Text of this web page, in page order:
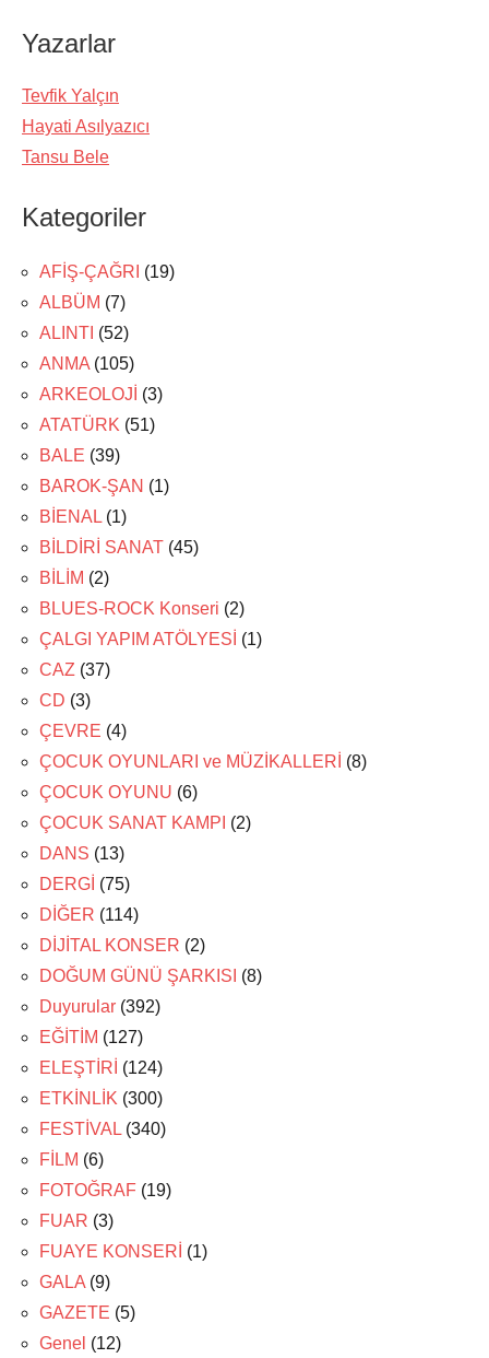
Yazarlar
Tevfik Yalçın
Hayati Asılyazıcı
Tansu Bele
Kategoriler
AFİŞ-ÇAĞRI (19)
ALBÜM (7)
ALINTI (52)
ANMA (105)
ARKEOLOJİ (3)
ATATÜRK (51)
BALE (39)
BAROK-ŞAN (1)
BİENAL (1)
BİLDİRİ SANAT (45)
BİLİM (2)
BLUES-ROCK Konseri (2)
ÇALGI YAPIM ATÖLYESİ (1)
CAZ (37)
CD (3)
ÇEVRE (4)
ÇOCUK OYUNLARI ve MÜZİKALLERİ (8)
ÇOCUK OYUNU (6)
ÇOCUK SANAT KAMPI (2)
DANS (13)
DERGİ (75)
DİĞER (114)
DİJİTAL KONSER (2)
DOĞUM GÜNÜ ŞARKISI (8)
Duyurular (392)
EĞİTİM (127)
ELEŞTİRİ (124)
ETKİNLİK (300)
FESTİVAL (340)
FİLM (6)
FOTOĞRAF (19)
FUAR (3)
FUAYE KONSERİ (1)
GALA (9)
GAZETE (5)
Genel (12)